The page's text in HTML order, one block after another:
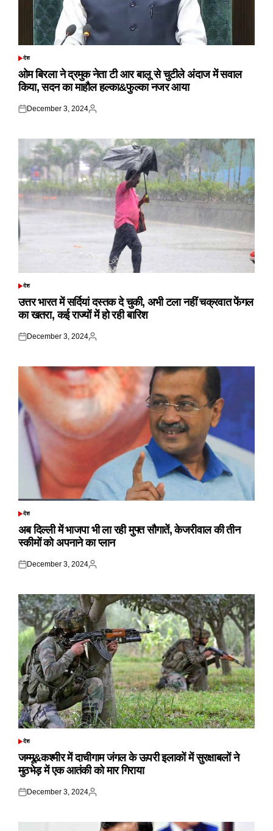
POSTED
देश
ओम बिरला ने द्रमुक नेता टी आर बालू से चुटीले अंदाज में सवाल
किया, सदन का माहौल हल्का&फुल्का नजर आया
Posted
December 3, 2024
Posted
POSTED
देश
उत्तर भारत में सर्दियां दस्तक दे चुकी, अभी टला नहीं चक्रवात फेंगल
का खतरा, कई राज्यों में हो रही बारिश
Posted
December 3, 2024
Posted
POSTED
देश
अब दिल्ली में भाजपा भी ला रही मुफ्त सौगातें, केजरीवाल की तीन
स्कीमों को अपनाने का प्लान
Posted
December 3, 2024
Posted
POSTED
देश
जम्मू&कश्मीर में दाचीगाम जंगल के ऊपरी इलाकों में सुरक्षाबलों ने
मुठभेड़ में एक आतंकी को मार गिराया
Posted
December 3, 2024
Posted